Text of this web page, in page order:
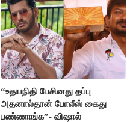
“உதயநிதி பேசினது தப்பு
அதனால்தான் போலீஸ் கைது
பண்ணாங்க”- விஷால்